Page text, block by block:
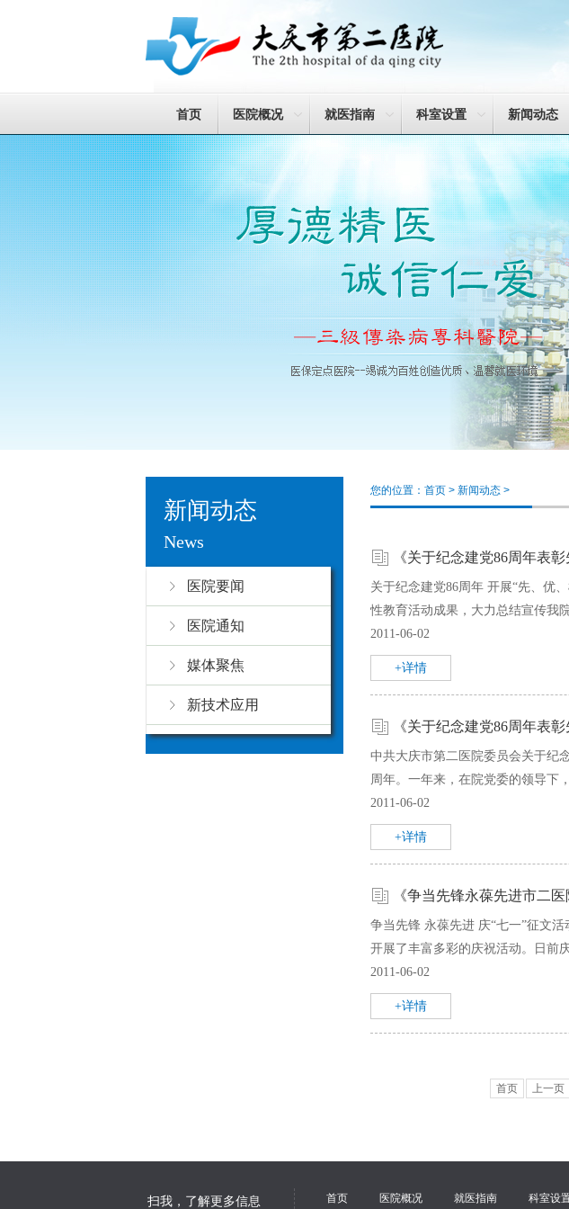
首页 医院概况 就医指南 科室设置 新闻动态
新闻动态
News
医院要闻
医院通知
媒体聚焦
新技术应用
您的位置： 首页 > 新闻动态 >
《关于纪念建党86周年表彰
关于纪念建党86周年 开展“先、优
性教育活动成果，大力总结宣传我
2011-06-02
+详情
《关于纪念建党86周年表彰
中共大庆市第二医院委员会关于纪
周年。一年来，在院党委的领导下
2011-06-02
+详情
《争当先锋永葆先进市二
争当先锋 永葆先进 庆“七一”征文
开展了丰富多彩的庆祝活动。日前
2011-06-02
+详情
首页 上一页
扫我，了解更多信息 首页 医院概况 就医指南 科室设